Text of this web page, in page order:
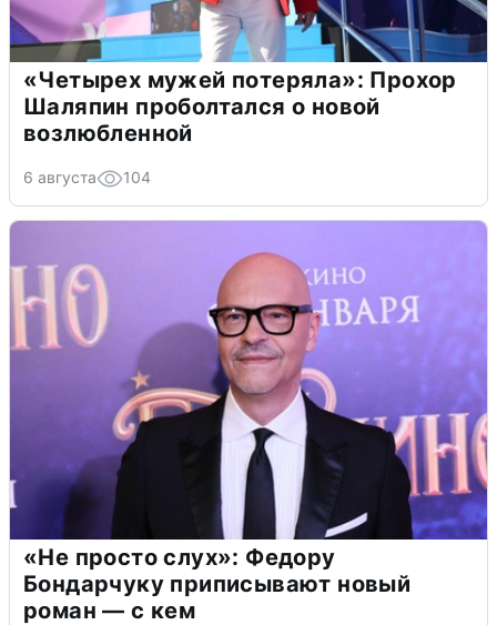
«Четырех мужей потеряла»: Прохор
Шаляпин проболтался о новой
возлюбленной
6 августа 104
«Не просто слух»: Федору
Бондарчуку приписывают новый
роман — с кем